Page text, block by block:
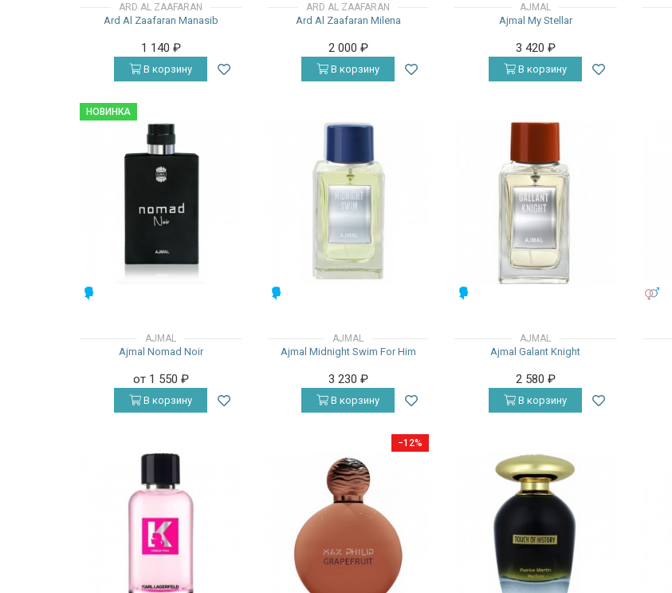
ARD AL ZAAFARAN
Ard Al Zaafaran Manasib
1 140 ₽
В корзину
ARD AL ZAAFARAN
Ard Al Zaafaran Milena
2 000 ₽
В корзину
AJMAL
Ajmal My Stellar
3 420 ₽
В корзину
НОВИНКА
AJMAL
Ajmal Nomad Noir
от 1 550 ₽
В корзину
AJMAL
Ajmal Midnight Swim For Him
3 230 ₽
В корзину
AJMAL
Ajmal Galant Knight
2 580 ₽
В корзину
−12%